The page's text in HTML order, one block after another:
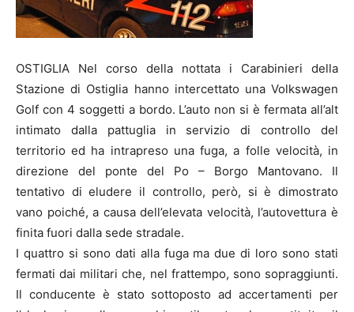
OSTIGLIA Nel corso della nottata i Carabinieri della
Stazione di Ostiglia hanno intercettato una Volkswagen
Golf con 4 soggetti a bordo. L’auto non si è fermata all’alt
intimato dalla pattuglia in servizio di controllo del
territorio ed ha intrapreso una fuga, a folle velocità, in
direzione del ponte del Po – Borgo Mantovano. Il
tentativo di eludere il controllo, però, si è dimostrato
vano poiché, a causa dell’elevata velocità, l’autovettura è
finita fuori dalla sede stradale.
I quattro si sono dati alla fuga ma due di loro sono stati
fermati dai militari che, nel frattempo, sono sopraggiunti.
Il conducente è stato sottoposto ad accertamenti per